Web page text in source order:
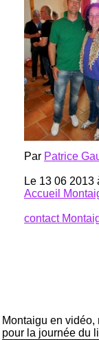
Par Patrice
Le 13 06 2013
Accueil
contact
Montaigu en vidéo,
pour la journée du